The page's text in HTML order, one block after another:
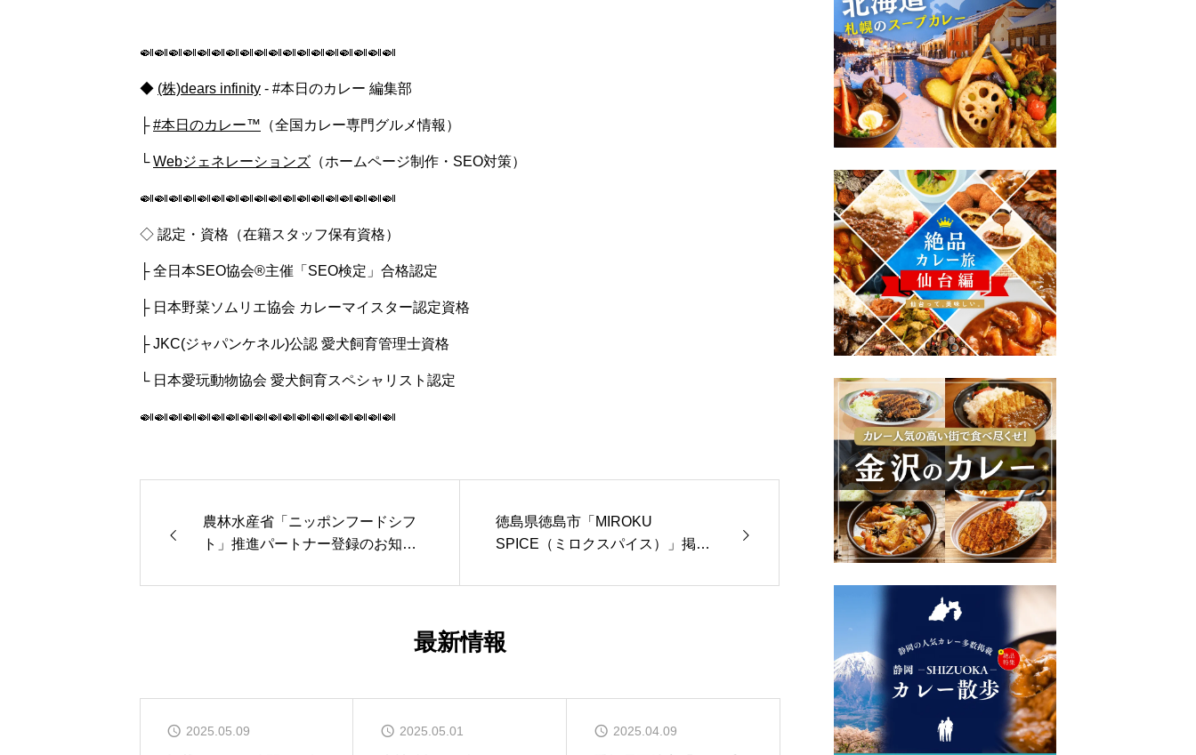
🍛🍛🍛🍛🍛🍛🍛🍛🍛🍛🍛🍛🍛🍛🍛🍛🍛🍛
◆ (株)dears infinity - #本日のカレー 編集部
├#本日のカレー™ （全国カレー専門グルメ情報）
└Webジェネレーションズ （ホームページ制作・SEO対策）
🍛🍛🍛🍛🍛🍛🍛🍛🍛🍛🍛🍛🍛🍛🍛🍛🍛🍛
◇ 認定・資格（在籍スタッフ保有資格）
├ 全日本SEO協会®主催「SEO検定」合格認定
├ 日本野菜ソムリエ協会 カレーマイスター認定資格
├ JKC(ジャパンケネル)公認 愛犬飼育管理士資格
└ 日本愛玩動物協会 愛犬飼育スペシャリスト認定
🍛🍛🍛🍛🍛🍛🍛🍛🍛🍛🍛🍛🍛🍛🍛🍛🍛🍛
農林水産省「ニッポンフードシフ
ト」推進パートナー登録のお知ら
徳島県徳島市「MIROKU
SPICE（ミロクスパイス）」掲載
最新情報
2025.05.09 2025.05.01 2025.04.09